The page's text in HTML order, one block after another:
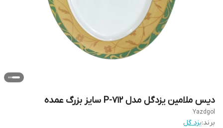
دیس ملامین یزدگل مدل P-712 سایز بزرگ عمده
Yazdgol
برند:یزد گل